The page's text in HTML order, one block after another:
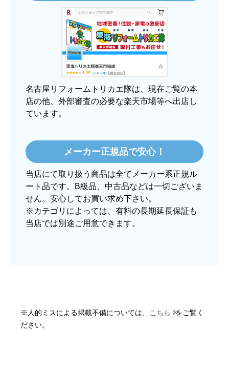
3日程で届きました。発送作業が早かったです。
【その他感想・コメント】
大手ネットショップよりも結構安いところで買う
のは不安でしたが、発送もかなり早くて、梱包も
丁寧でした。
2025年12月24日 21:44
欲しい商品をスムーズに注文できましたか？
はい
ショップからの連絡や対応は適切でしたか？
はい
予定の期日までに商品が届きましたか？
名古屋リフォームトリカエ隊は、現在ご覧の本
店の他、外部審査の必要な楽天市場等へ出店し
ています。
メーカー正規品で安心！
当店にて取り扱う商品は全てメーカー系正規ル
ート品です。B級品、中古品などは一切ございま
せん。安心してお買い求め下さい。
※カテゴリによっては、有料の長期延長保証も
当店では別途ご用意できます。
※人的ミスによる掲載不備については、 こちら
をご覧く
ださい。